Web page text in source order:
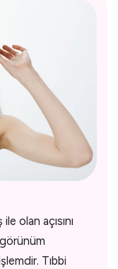
olan açısını
Tıbbi